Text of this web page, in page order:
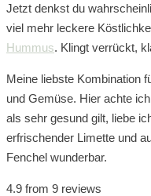
Jetzt denkst du
viel mehr leckere
Hummus. Klingt verrückt,
Meine liebste Kombination
und Gemüse. Hier achte
als sehr gesund gilt, liebe
erfrischender Limette und
Fenchel wunderbar.
4.9 from 9 reviews